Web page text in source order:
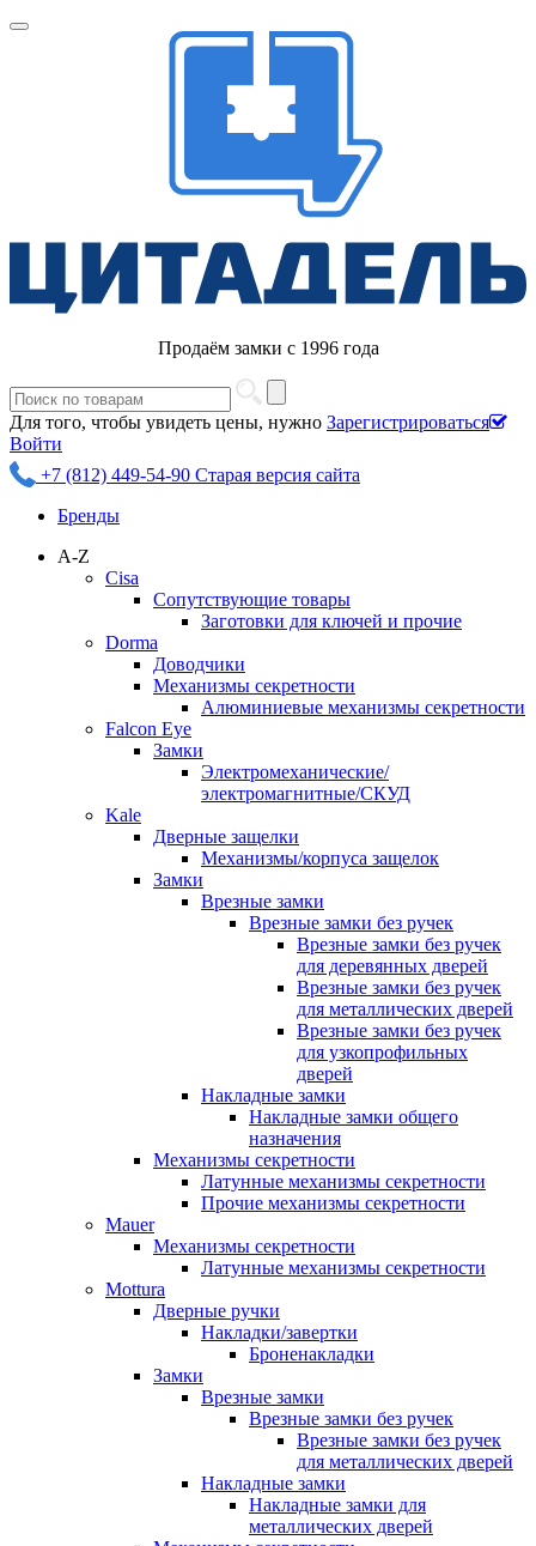
Продаём замки с 1996 года
Для того, чтобы увидеть цены, нужно Зарегистрироваться
Войти
+7 (812) 449-54-90 Старая версия сайта
Бренды
A-Z
Cisa
Сопутствующие товары
Заготовки для ключей и прочие
Dorma
Доводчики
Механизмы секретности
Алюминиевые механизмы секретности
Falcon Eye
Замки
Электромеханические/
электромагнитные/СКУД
Kale
Дверные защелки
Механизмы/корпуса защелок
Замки
Врезные замки
Врезные замки без ручек
Врезные замки без ручек
для деревянных дверей
Врезные замки без ручек
для металлических дверей
Врезные замки без ручек
для узкопрофильных
дверей
Накладные замки
Накладные замки общего
назначения
Механизмы секретности
Латунные механизмы секретности
Прочие механизмы секретности
Mauer
Механизмы секретности
Латунные механизмы секретности
Mottura
Дверные ручки
Накладки/завертки
Броненакладки
Замки
Врезные замки
Врезные замки без ручек
Врезные замки без ручек
для металлических дверей
Накладные замки
Накладные замки для
металлических дверей